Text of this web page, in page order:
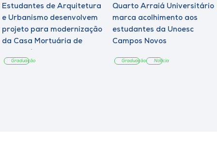
Estudantes de Arquitetura
e Urbanismo desenvolvem
projeto para modernização
da Casa Mortuária de
Graduação
Quarto Arraiá Universitário
marca acolhimento aos
estudantes da Unoesc
Campos Novos
Graduação Notícia